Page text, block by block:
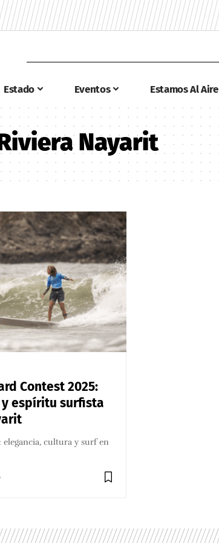
Estado Eventos Estamos Al Aire
Nayarit
Contest 2025:
espíritu surfista
elegancia, cultura y surf en